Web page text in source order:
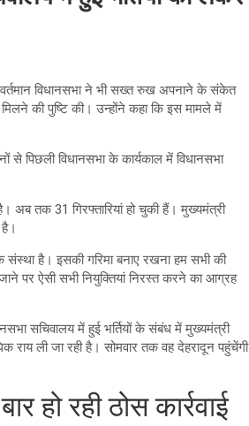
विधानसभा ने भी सख्त रुख अपनाने के संकेत
की पुष्टि की। उन्होंने कहा कि इस मामले में
पिछली विधानसभा के कार्यकाल में विधानसभा
तक 31 गिरफ्तारियां हो चुकी हैं। मुख्यमंत्री
संस्था है। इसकी गरिमा बनाए रखना हम सभी की
पर ऐसी सभी नियुक्तियां निरस्त करने का आग्रह
सचिवालय में हुई भर्तियों के संबंध में मुख्यमंत्री
राय ली जा रही है। सोमवार तक वह देहरादून पहुंचेंगी
हो रही ठोस कार्रवाई